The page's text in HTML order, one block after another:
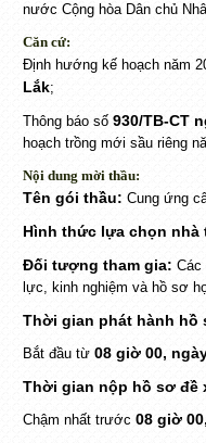
nước Cộng hòa Dân chủ
Căn cứ:
Định hướng kế hoạch năm
Lắk;
Thông báo số 930/TB-CT
hoạch trồng mới sầu riêng
Nội dung mời thầu:
Tên gói thầu: Cung ứng
Hình thức lựa chọn nhà
Đối tượng tham gia: Các
lực, kinh nghiệm và hồ sơ
Thời gian phát hành hồ
Bắt đầu từ 08 giờ 00,
Thời gian nộp hồ sơ đề
Chậm nhất trước 08 giờ